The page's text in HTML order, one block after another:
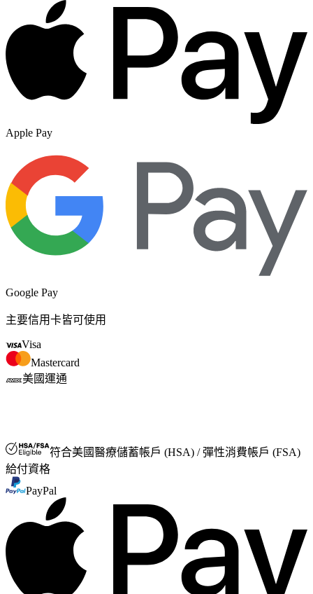
Apple Pay
Google Pay
主要信用卡皆可使用
Visa
Mastercard
美國運通
符合美國醫療儲蓄帳戶 (HSA) / 彈性消費帳戶 (FSA)
給付資格
PayPal